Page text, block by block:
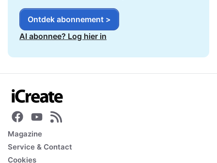
Ontdek abonnement >
Al abonnee? Log hier in
Magazine
Service & Contact
Cookies